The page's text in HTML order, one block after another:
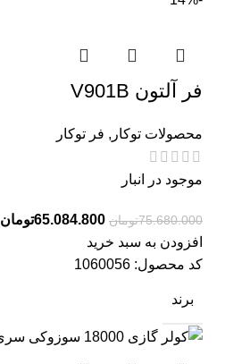
فر آلتون V901B
محصولات توکار , فر توکار
موجود در انبار
75.680.000تومان 65.084.800تومان
افزودن به سبد خرید
کد محصول: 1060056
برند